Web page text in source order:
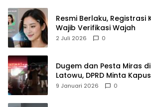
Resmi Berlaku, Registrasi
Wajib Verifikasi Wajah
2 Juli 2026 0
Dugem dan Pesta Miras
Latowu, DPRD Minta
9 Januari 2026 0